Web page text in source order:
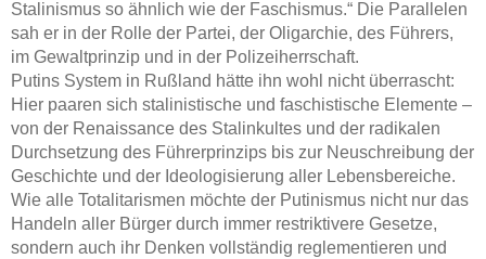
Stalinismus so ähnlich wie der Faschismus.“ Die Parallelen
sah er in der Rolle der Partei, der Oligarchie, des Führers,
im Gewaltprinzip und in der Polizeiherrschaft.
Putins System in Rußland hätte ihn wohl nicht überrascht:
Hier paaren sich stalinistische und faschistische Elemente –
von der Renaissance des Stalinkultes und der radikalen
Durchsetzung des Führerprinzips bis zur Neuschreibung der
Geschichte und der Ideologisierung aller Lebensbereiche.
Wie alle Totalitarismen möchte der Putinismus nicht nur das
Handeln aller Bürger durch immer restriktivere Gesetze,
sondern auch ihr Denken vollständig reglementieren und